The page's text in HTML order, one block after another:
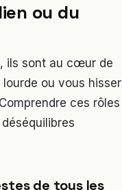
ou du
ils sont au cœur de
ou vous hisser
ces rôles
de tous les